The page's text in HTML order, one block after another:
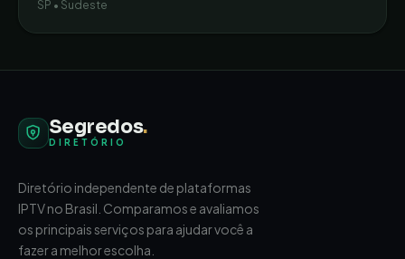
SP • Sudeste
Segredos.
DIRETÓRIO
Diretório independente de plataformas
IPTV no Brasil. Comparamos e avaliamos
os principais serviços para ajudar você a
fazer a melhor escolha.